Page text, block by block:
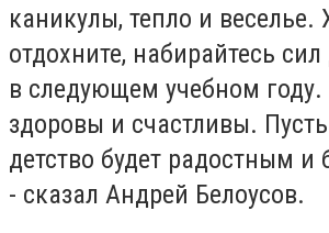
каникулы, тепло и веселье.
отдохните, набирайтесь
в следующем учебном году.
здоровы и счастливы.
детство будет радостным и
- сказал Андрей Белоусов.